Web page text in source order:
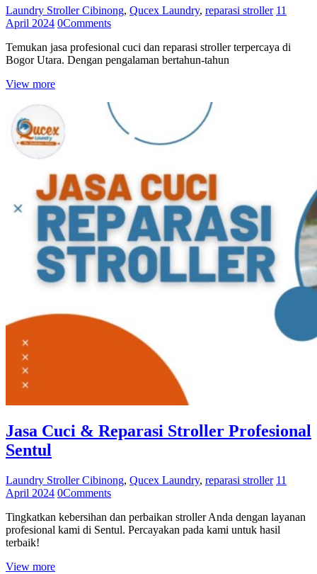
Laundry Stroller Cibinong, Qucex Laundry, reparasi stroller 11
April 2024 0Comments
Temukan jasa profesional cuci dan reparasi stroller terpercaya di
Bogor Utara. Dengan pengalaman bertahun-tahun
View more
Jasa Cuci & Reparasi Stroller Profesional
Sentul
Laundry Stroller Cibinong, Qucex Laundry, reparasi stroller 11
April 2024 0Comments
Tingkatkan kebersihan dan perbaikan stroller Anda dengan layanan
profesional kami di Sentul. Percayakan pada kami untuk hasil
terbaik!
View more